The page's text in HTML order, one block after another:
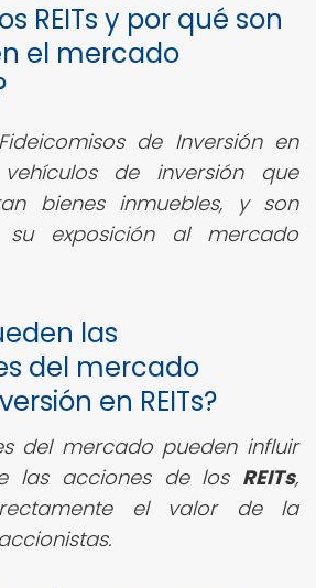
REITs y por qué son
el mercado
de Inversión en
vehículos de inversión que
bienes inmuebles, y son
su exposición al mercado
las
del mercado
en REITs?
del mercado pueden influir
las acciones de los REITs,
el valor de la